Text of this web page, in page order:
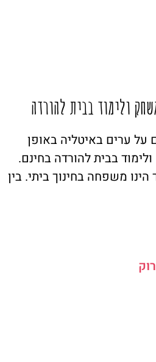
ולימוד בבית להורדה
ערים באיטליה באופן
בבית להורדה בחינם.
משפחה בחינוך ביתי. בין